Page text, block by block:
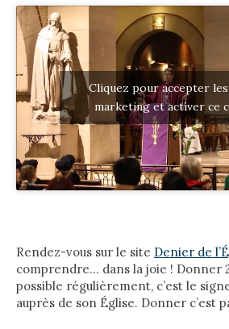
Cliquez pour accepter
marketing et activer ce
Rendez-vous sur le site Denier de
comprendre… dans la joie ! Donner
possible régulièrement, c’est le
auprès de son Église. Donner c’est